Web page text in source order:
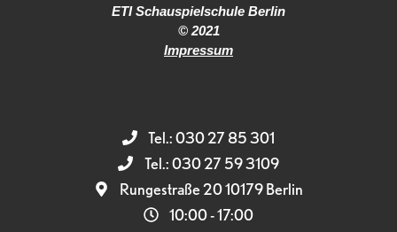
ETI Schauspielschule Berlin
© 2021
Impressum
Tel.: 030 27 85 301
Tel.: 030 27 59 3109
Rungestraße 20 10179 Berlin
10:00 - 17:00